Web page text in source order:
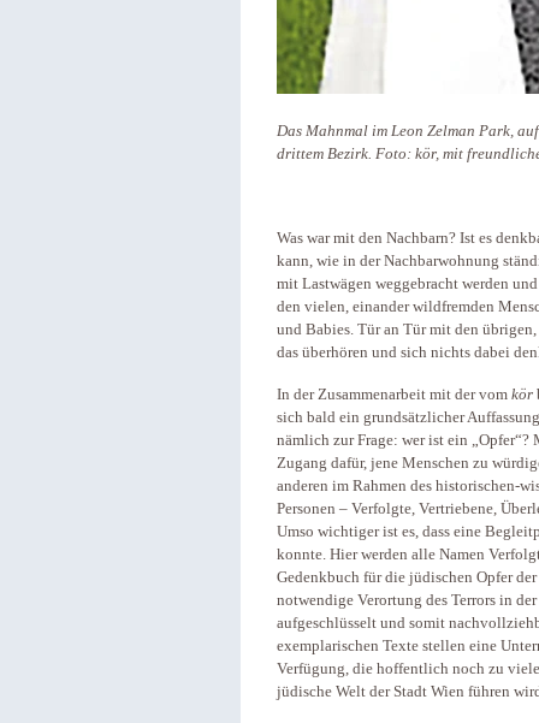
Das Mahnmal im Leon Zelman Park,
drittem Bezirk. Foto: kör, mit
Was war mit den Nachbarn? Ist es
kann, wie in der Nachbarwohnung
mit Lastwägen weggebracht werden
den vielen, einander wildfremden
und Babies. Tür an Tür mit den
das überhören und sich nichts dabei
In der Zusammenarbeit mit der vom kör
sich bald ein grundsätzlicher
nämlich zur Frage: wer ist ein
Zugang dafür, jene Menschen zu
anderen im Rahmen des historischen-
Personen – Verfolgte, Vertriebene,
Umso wichtiger ist es, dass eine
konnte. Hier werden alle Namen
Gedenkbuch für die jüdischen Opfer
notwendige Verortung des Terrors in
aufgeschlüsselt und somit
exemplarischen Texte stellen eine
Verfügung, die hoffentlich noch zu
jüdische Welt der Stadt Wien führen